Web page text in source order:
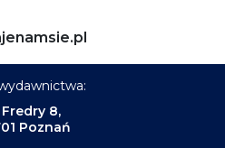
Fredry 8,
Poznań